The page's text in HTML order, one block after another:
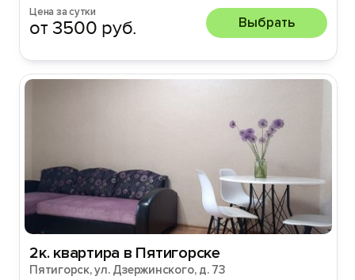
Цена за сутки
от 3500 руб. Выбрать
2к. квартира в Пятигорске
Пятигорск, ул. Дзержинского, д. 73